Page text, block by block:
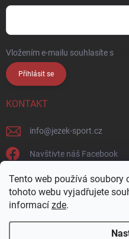
Tento web používá soubory
tohoto webu vyjadřujete
informací zde.
Vložením e-mailu souhlasíte s
Přihlásit se
KONTAKT
info@jezek-sport.cz
Navštivte náš Facebook
jezek_sport_np/